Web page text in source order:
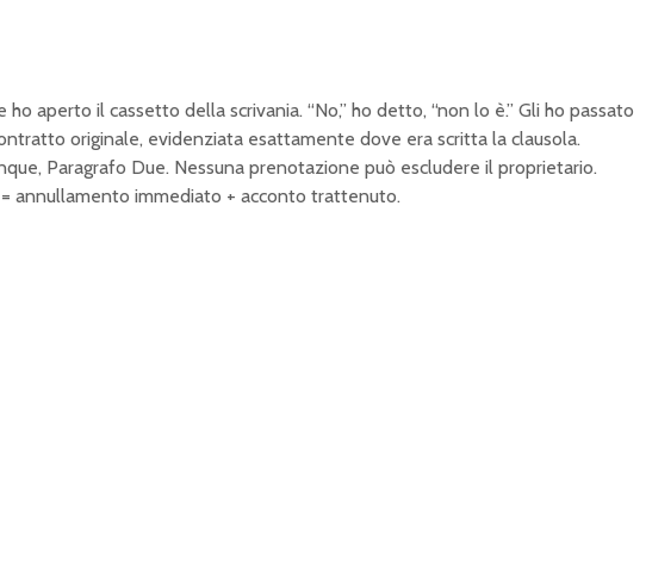
ho aperto il cassetto della scrivania. “No,” ho detto, “non lo è.” Gli ho passato
originale, evidenziata esattamente dove era scritta la clausola.
Paragrafo Due. Nessuna prenotazione può escludere il proprietario.
annullamento immediato + acconto trattenuto.